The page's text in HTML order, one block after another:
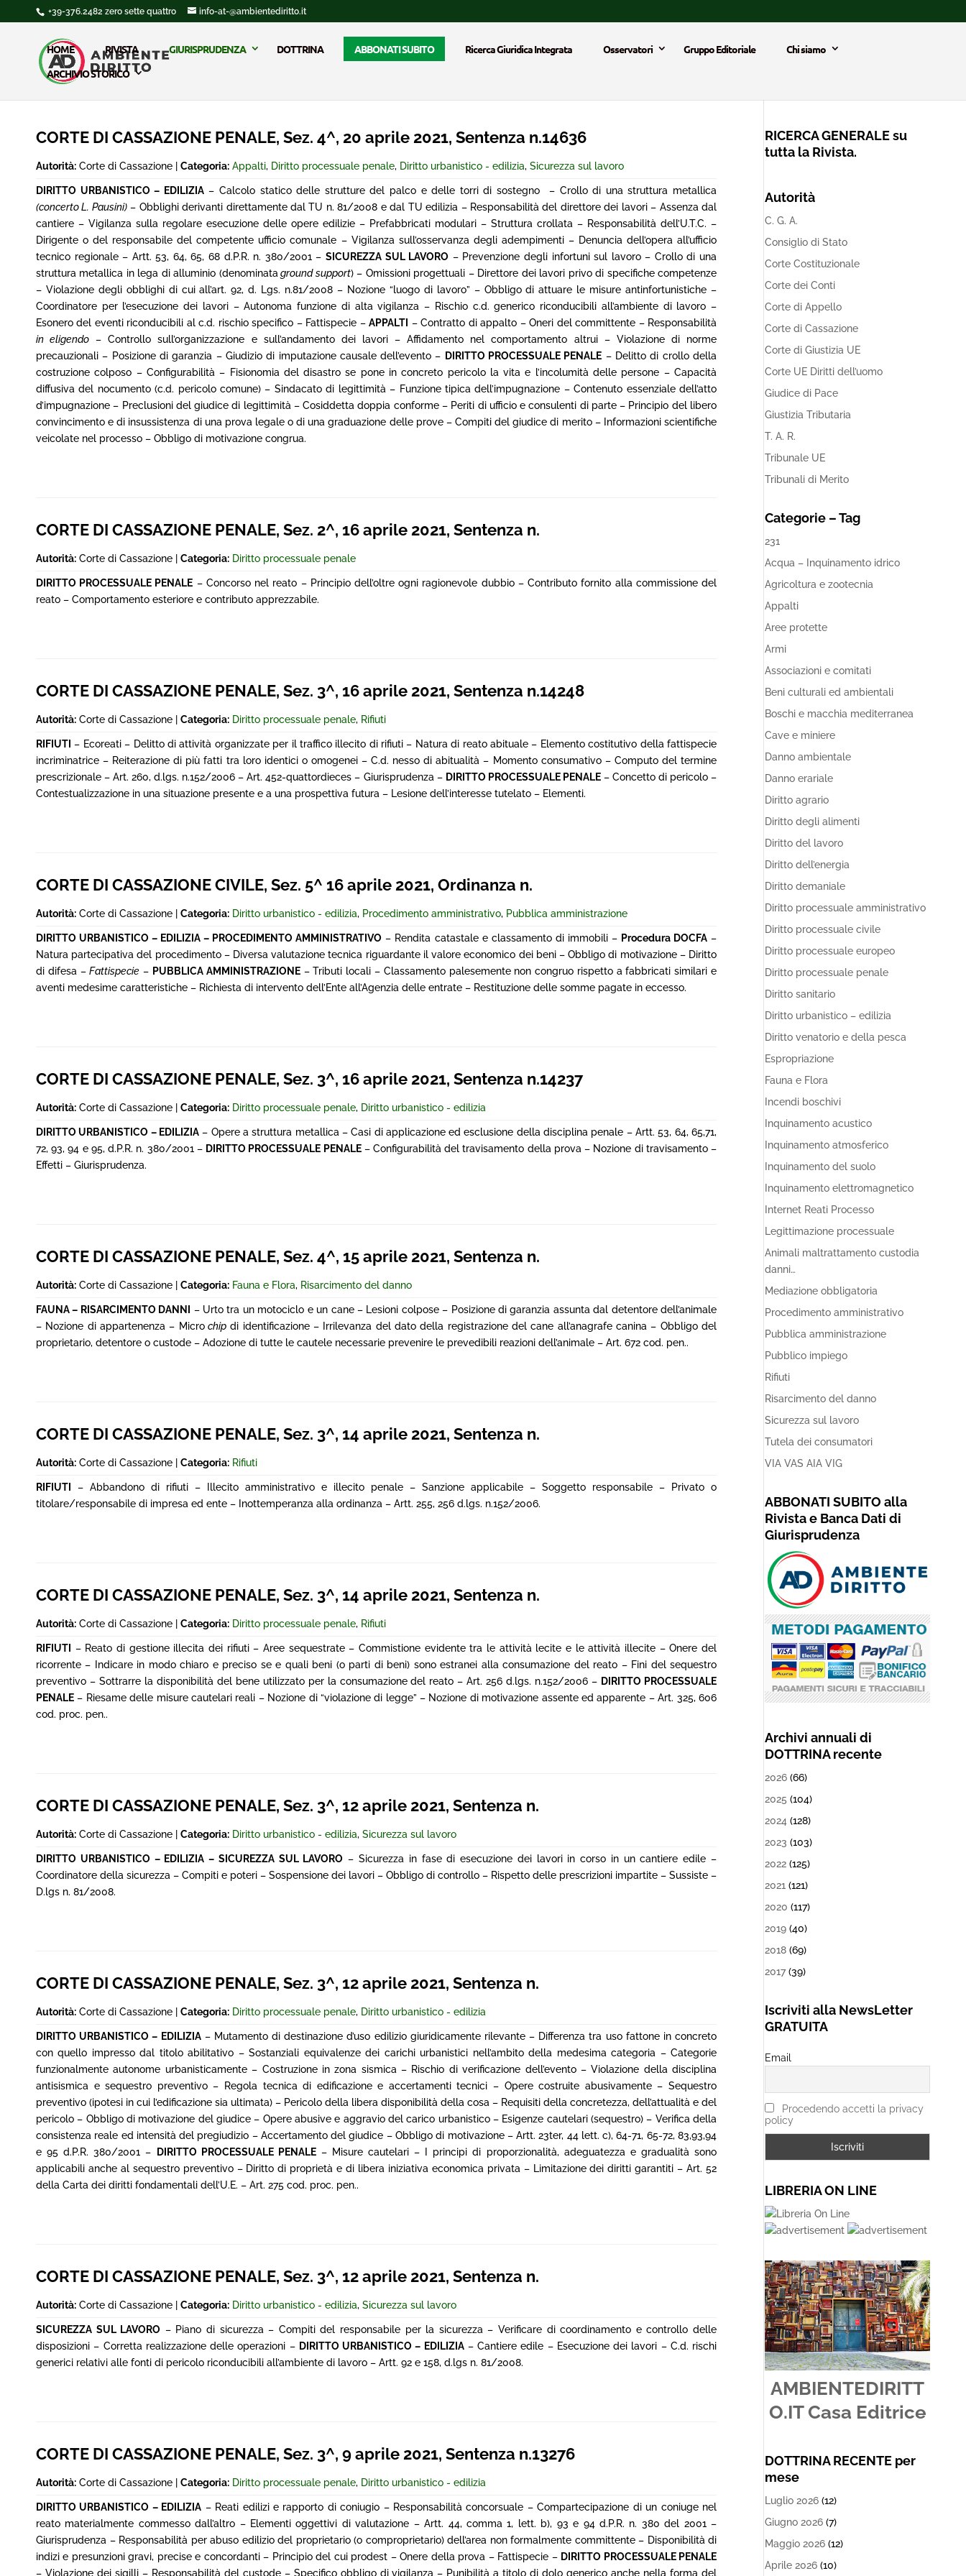
+39-376.2482 zero sette quattro info-at-@ambientediritto.it
HOME RIVISTA GIURISPRUDENZA DOTTRINA ABBONATI SUBITO Ricerca Giuridica Integrata Osservatori Gruppo Editoriale
Chi siamo
ARCHIVIO STORICO
CORTE DI CASSAZIONE PENALE, Sez. 4^, 20 aprile 2021, Sentenza n.14636
Autorità: Corte di Cassazione | Categoria: Appalti, Diritto processuale penale, Diritto urbanistico - edilizia, Sicurezza sul lavoro
DIRITTO URBANISTICO – EDILIZIA– Calcolo statico delle strutture del palco e delle torri di sostegno – Crollo di una struttura metallica
(concerto L. Pausini)– Obblighi derivanti direttamente dal TU n. 81/2008 e dal TU edilizia – Responsabilità del direttore dei lavori – Assenza dal
cantiere – Vigilanza sulla regolare esecuzione delle opere edilizie – Prefabbricati modulari – Struttura crollata – Responsabilità dell’U.T.C. –
Dirigente o del responsabile del competente ufficio comunale – Vigilanza sull’osservanza degli adempimenti – Denuncia dell’opera all’ufficio
tecnico regionale – Artt. 53, 64, 65, 68 d.P.R. n. 380/2001 – SICUREZZA SUL LAVORO – Prevenzione degli infortuni sul lavoro – Crollo di una
struttura metallica in lega di alluminio (denominata ground support) – Omissioni progettuali – Direttore dei lavori privo di specifiche competenze
– Violazione degli obblighi di cui all’art. 92, d. Lgs. n.81/2008 – Nozione “luogo di lavoro” – Obbligo di attuare le misure antinfortunistiche –
Coordinatore per l’esecuzione dei lavori – Autonoma funzione di alta vigilanza – Rischio c.d. generico riconducibili all’ambiente di lavoro –
Esonero del eventi riconducibili al c.d. rischio specifico – Fattispecie –APPALTI – Contratto di appalto – Oneri del committente – Responsabilità
in eligendo – Controllo sull’organizzazione e sull’andamento dei lavori – Affidamento nel comportamento altrui – Violazione di norme
precauzionali – Posizione di garanzia – Giudizio di imputazione causale dell’evento – DIRITTO PROCESSUALE PENALE – Delitto di crollo della
costruzione colposo – Configurabilità – Fisionomia del disastro se pone in concreto pericolo la vita e l’incolumità delle persone – Capacità
diffusiva del nocumento (c.d. pericolo comune) – Sindacato di legittimità – Funzione tipica dell’impugnazione – Contenuto essenziale dell’atto
d’impugnazione – Preclusioni del giudice di legittimità – Cosiddetta doppia conforme – Periti di ufficio e consulenti di parte – Principio del libero
convincimento e di insussistenza di una prova legale o di una graduazione delle prove – Compiti del giudice di merito – Informazioni scientifiche
veicolate nel processo – Obbligo di motivazione congrua.
CORTE DI CASSAZIONE PENALE, Sez. 2^, 16 aprile 2021, Sentenza n.
Autorità: Corte di Cassazione | Categoria: Diritto processuale penale
DIRITTO PROCESSUALE PENALE – Concorso nel reato – Principio dell’oltre ogni ragionevole dubbio – Contributo fornito alla commissione del
reato – Comportamento esteriore e contributo apprezzabile.
CORTE DI CASSAZIONE PENALE, Sez. 3^, 16 aprile 2021, Sentenza n.14248
Autorità: Corte di Cassazione | Categoria: Diritto processuale penale, Rifiuti
RIFIUTI – Ecoreati – Delitto di attività organizzate per il traffico illecito di rifiuti – Natura di reato abituale – Elemento costitutivo della fattispecie
incriminatrice – Reiterazione di più fatti tra loro identici o omogenei – C.d. nesso di abitualità – Momento consumativo – Computo del termine
prescrizionale – Art. 260, d.lgs. n.152/2006 – Art. 452-quattordieces – Giurisprudenza – DIRITTO PROCESSUALE PENALE– Concetto di pericolo –
Contestualizzazione in una situazione presente e a una prospettiva futura – Lesione dell’interesse tutelato – Elementi.
CORTE DI CASSAZIONE CIVILE, Sez. 5^ 16 aprile 2021, Ordinanza n.
Autorità: Corte di Cassazione | Categoria: Diritto urbanistico - edilizia, Procedimento amministrativo, Pubblica amministrazione
DIRITTO URBANISTICO – EDILIZIA – PROCEDIMENTO AMMINISTRATIVO – Rendita catastale e classamento di immobili – Procedura DOCFA–
Natura partecipativa del procedimento – Diversa valutazione tecnica riguardante il valore economico dei beni – Obbligo di motivazione – Diritto
di difesa –Fattispecie – PUBBLICA AMMINISTRAZIONE– Tributi locali – Classamento palesemente non congruo rispetto a fabbricati similari e
aventi medesime caratteristiche – Richiesta di intervento dell’Ente all’Agenzia delle entrate – Restituzione delle somme pagate in eccesso.
CORTE DI CASSAZIONE PENALE, Sez. 3^, 16 aprile 2021, Sentenza n.14237
Autorità: Corte di Cassazione | Categoria: Diritto processuale penale, Diritto urbanistico - edilizia
DIRITTO URBANISTICO – EDILIZIA– Opere a struttura metallica – Casi di applicazione ed esclusione della disciplina penale – Artt. 53, 64, 65,71,
72, 93, 94 e 95, d.P.R. n. 380/2001 – DIRITTO PROCESSUALE PENALE– Configurabilità del travisamento della prova – Nozione di travisamento –
Effetti – Giurisprudenza.
CORTE DI CASSAZIONE PENALE, Sez. 4^, 15 aprile 2021, Sentenza n.
Autorità: Corte di Cassazione | Categoria: Fauna e Flora, Risarcimento del danno
FAUNA – RISARCIMENTO DANNI
– Urto tra un motociclo e un cane – Lesioni colpose – Posizione di garanzia assunta dal detentore dell’animale
– Nozione di appartenenza – Microchip di identificazione – Irrilevanza del dato della registrazione del cane all’anagrafe canina – Obbligo del
proprietario, detentore o custode – Adozione di tutte le cautele necessarie prevenire le prevedibili reazioni dell’animale – Art. 672 cod. pen..
CORTE DI CASSAZIONE PENALE, Sez. 3^, 14 aprile 2021, Sentenza n.
Autorità: Corte di Cassazione | Categoria: Rifiuti
RIFIUTI
– Abbandono di rifiuti – Illecito amministrativo e illecito penale – Sanzione applicabile – Soggetto responsabile – Privato o
titolare/responsabile di impresa ed ente – Inottemperanza alla ordinanza – Artt. 255, 256 d.lgs. n.152/2006.
CORTE DI CASSAZIONE PENALE, Sez. 3^, 14 aprile 2021, Sentenza n.
Autorità: Corte di Cassazione | Categoria: Diritto processuale penale, Rifiuti
RIFIUTI
– Reato di gestione illecita dei rifiuti – Aree sequestrate – Commistione evidente tra le attività lecite e le attività illecite – Onere del
ricorrente – Indicare in modo chiaro e preciso se e quali beni (o parti di beni) sono estranei alla consumazione del reato – Fini del sequestro
preventivo – Sottrarre la disponibilità del bene utilizzato per la consumazione del reato – Art. 256 d.lgs. n.152/2006 – DIRITTO PROCESSUALE
PENALE – Riesame delle misure cautelari reali – Nozione di “violazione di legge” – Nozione di motivazione assente ed apparente – Art. 325, 606
cod. proc. pen..
CORTE DI CASSAZIONE PENALE, Sez. 3^, 12 aprile 2021, Sentenza n.
Autorità: Corte di Cassazione | Categoria: Diritto urbanistico - edilizia, Sicurezza sul lavoro
DIRITTO URBANISTICO – EDILIZIA – SICUREZZA SUL LAVORO – Sicurezza in fase di esecuzione dei lavori in corso in un cantiere edile –
Coordinatore della sicurezza – Compiti e poteri – Sospensione dei lavori – Obbligo di controllo – Rispetto delle prescrizioni impartite – Sussiste –
D.lgs n. 81/2008.
CORTE DI CASSAZIONE PENALE, Sez. 3^, 12 aprile 2021, Sentenza n.
Autorità: Corte di Cassazione | Categoria: Diritto processuale penale, Diritto urbanistico - edilizia
DIRITTO URBANISTICO – EDILIZIA– Mutamento di destinazione d’uso edilizio giuridicamente rilevante – Differenza tra uso fattone in concreto
con quello impresso dal titolo abilitativo – Sostanziali equivalenze dei carichi urbanistici nell’ambito della medesima categoria – Categorie
funzionalmente autonome urbanisticamente – Costruzione in zona sismica – Rischio di verificazione dell’evento – Violazione della disciplina
antisismica e sequestro preventivo – Regola tecnica di edificazione e accertamenti tecnici – Opere costruite abusivamente – Sequestro
preventivo (ipotesi in cui l’edificazione sia ultimata) – Pericolo della libera disponibilità della cosa – Requisiti della concretezza, dell’attualità e del
pericolo – Obbligo di motivazione del giudice – Opere abusive e aggravio del carico urbanistico – Esigenze cautelari (sequestro) – Verifica della
consistenza reale ed intensità del pregiudizio – Accertamento del giudice – Obbligo di motivazione – Artt. 23ter, 44 lett. c), 64-71, 65-72, 83,93,94
e 95 d.P.R. 380/2001 –
DIRITTO PROCESSUALE PENALE– Misure cautelari – I principi di proporzionalità, adeguatezza e gradualità sono
applicabili anche al sequestro preventivo – Diritto di proprietà e di libera iniziativa economica privata – Limitazione dei diritti garantiti – Art. 52
della Carta dei diritti fondamentali dell’U.E. – Art. 275 cod. proc. pen..
CORTE DI CASSAZIONE PENALE, Sez. 3^, 12 aprile 2021, Sentenza n.
Autorità: Corte di Cassazione | Categoria: Diritto urbanistico - edilizia, Sicurezza sul lavoro
SICUREZZA SUL LAVORO – Piano di sicurezza – Compiti del responsabile per la sicurezza – Verificare di coordinamento e controllo delle
disposizioni – Corretta realizzazione delle operazioni – DIRITTO URBANISTICO – EDILIZIA– Cantiere edile – Esecuzione dei lavori – C.d. rischi
generici relativi alle fonti di pericolo riconducibili all’ambiente di lavoro – Artt. 92 e 158, d.lgs n. 81/2008.
CORTE DI CASSAZIONE PENALE, Sez. 3^, 9 aprile 2021, Sentenza n.13276
Autorità: Corte di Cassazione | Categoria: Diritto processuale penale, Diritto urbanistico - edilizia
DIRITTO URBANISTICO – EDILIZIA – Reati edilizi e rapporto di coniugio – Responsabilità concorsuale – Compartecipazione di un coniuge nel
reato materialmente commesso dall’altro – Elementi oggettivi di valutazione – Artt. 44, comma 1, lett. b), 93 e 94 d.P.R. n. 380 del 2001 –
Giurisprudenza – Responsabilità per abuso edilizio del proprietario (o comproprietario) dell’area non formalmente committente – Disponibilità di
indizi e presunzioni gravi, precise e concordanti – Principio del cui prodest – Onere della prova – Fattispecie – DIRITTO PROCESSUALE PENALE
– Violazione dei sigilli – Responsabilità del custode – Specifico obbligo di vigilanza – Punibilità a titolo di dolo generico anche nella forma del
RICERCA GENERALE su
tutta la Rivista.
Autorità
C. G. A.
Consiglio di Stato
Corte Costituzionale
Corte dei Conti
Corte di Appello
Corte di Cassazione
Corte di Giustizia UE
Corte UE Diritti dell’uomo
Giudice di Pace
Giustizia Tributaria
T. A. R.
Tribunale UE
Tribunali di Merito
Categorie – Tag
231
Acqua – Inquinamento idrico
Agricoltura e zootecnia
Appalti
Aree protette
Armi
Associazioni e comitati
Beni culturali ed ambientali
Boschi e macchia mediterranea
Cave e miniere
Danno ambientale
Danno erariale
Diritto agrario
Diritto degli alimenti
Diritto del lavoro
Diritto dell’energia
Diritto demaniale
Diritto processuale amministrativo
Diritto processuale civile
Diritto processuale europeo
Diritto processuale penale
Diritto sanitario
Diritto urbanistico – edilizia
Diritto venatorio e della pesca
Espropriazione
Fauna e Flora
Incendi boschivi
Inquinamento acustico
Inquinamento atmosferico
Inquinamento del suolo
Inquinamento elettromagnetico
Internet Reati Processo
Legittimazione processuale
Animali maltrattamento custodia
danni…
Mediazione obbligatoria
Procedimento amministrativo
Pubblica amministrazione
Pubblico impiego
Rifiuti
Risarcimento del danno
Sicurezza sul lavoro
Tutela dei consumatori
VIA VAS AIA VIG
ABBONATI SUBITO alla
Rivista e Banca Dati di
Giurisprudenza
Archivi annuali di
DOTTRINA recente
2026 (66)
2025 (104)
2024 (128)
2023 (103)
2022 (125)
2021 (121)
2020 (117)
2019 (40)
2018 (69)
2017(39)
Iscriviti alla NewsLetter
GRATUITA
Email
Procedendo accetti la privacy
policy
LIBRERIA ON LINE
AMBIENTEDIRITT
O.IT Casa Editrice
DOTTRINA RECENTE per
mese
Luglio 2026 (12)
Giugno 2026 (7)
Maggio 2026 (12)
Aprile 2026 (10)